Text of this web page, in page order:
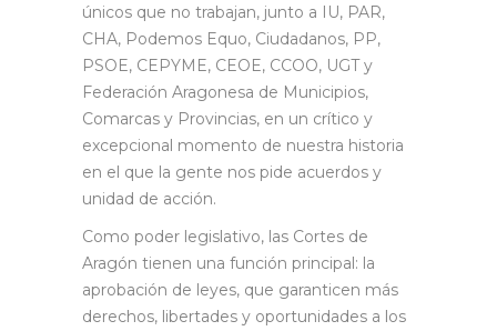
únicos que no trabajan, junto a IU, PAR,
CHA, Podemos Equo, Ciudadanos, PP,
PSOE, CEPYME, CEOE, CCOO, UGT y
Federación Aragonesa de Municipios,
Comarcas y Provincias, en un crítico y
excepcional momento de nuestra historia
en el que la gente nos pide acuerdos y
unidad de acción.
Como poder legislativo, las Cortes de
Aragón tienen una función principal: la
aprobación de leyes, que garanticen más
derechos, libertades y oportunidades a los